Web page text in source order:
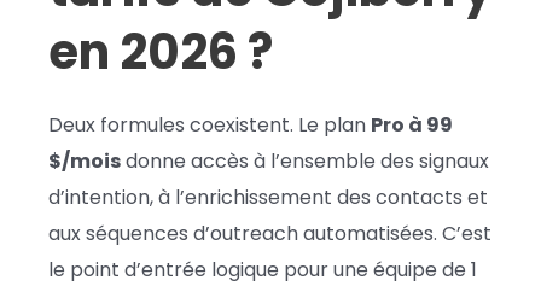
en 2026 ?
Deux formules coexistent. Le plan Pro à 99
$/moisdonne accès à l’ensemble des signaux
d’intention, à l’enrichissement des contacts et
aux séquences d’outreach automatisées. C’est
le point d’entrée logique pour une équipe de 1